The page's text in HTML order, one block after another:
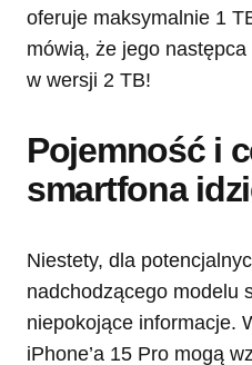
oferuje maksymalnie 1
mówią, że jego
w wersji 2 TB!
Pojemność i
smartfona
Niestety, dla
nadchodzącego modelu
niepokojące informacje.
iPhone’a 15 Pro mogą